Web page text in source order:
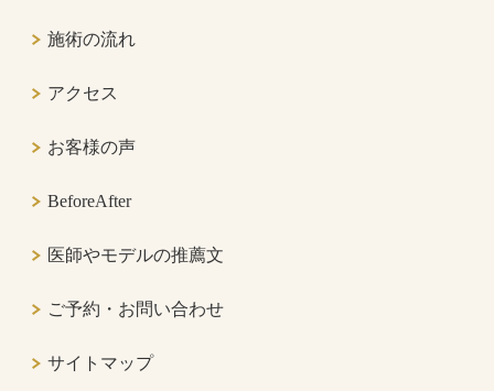
施術の流れ
アクセス
お客様の声
BeforeAfter
医師やモデルの推薦文
ご予約・お問い合わせ
サイトマップ